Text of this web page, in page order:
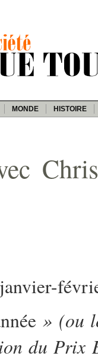
MONDE HISTOIRE
» (ou
du Prix